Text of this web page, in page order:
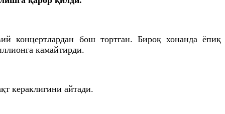
концертлардан бош тортган. Бироқ хонанда ёпиқ
камайтирди.
кераклигини айтади.